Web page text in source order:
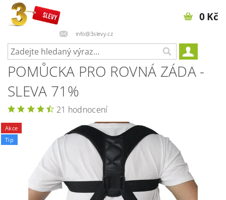
info@3slevy.cz
0 Kč
POMŮCKA PRO ROVNÁ ZÁDA -
SLEVA 71%
21 hodnocení
Akce
Tip